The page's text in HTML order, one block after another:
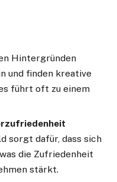
Hintergründen
und finden kreative
führt oft zu einem
sorgt dafür, dass sich
die Zufriedenheit
stärkt.